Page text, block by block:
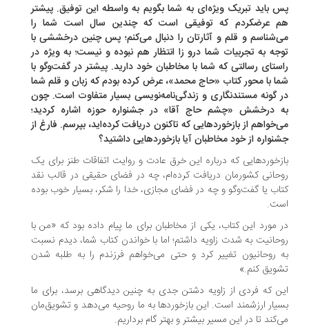
باید تبریک ویژه‌ای به شما بگویم به واسطه این توفیق. پیشتر
عرضکردم که توفیقی است که چندین سال است شما را
و قلم و آثارتان را دنبال می‌کنم؛ پس چنین درخششی با
به تجربیات شما درو زا انتظار هم نبوده و نیست؛ به ویژه در
رسالتی که شما با مخاطبان خود دارید. پیشتر در گفت‌وگو با
با محور کتاب «حاج محمد»، عرض کرده بودم که زبان و قلم شما
گونه مستندنگاری و زندگی‌نامه‌نویسی بسیار متفاوت است. چون
درخشش «چشم حاج آقا» در جشنواره حوزه اشاره کردید؛
از بازخوردهایی که تاکنون دریافت کرده‌اید، بپرسم. فارغ از
از خود مخاطبان آیا بازخوردهایی داشتید؟
که درباره این خرق عادت و روایت اتفاقات طنز برای یک
کشورمان دریافت کرده‌ام، چه در فضای حقیقی در قالب نقد
یا گفت‌وگو و چه در فضای مجازی، خدا را شکر، بسیار خوب بوده
مورد این کتاب، یکی از مخاطبان برای ما پیام داده بود که «من با
به شدت زاویه داشتم؛ اما با خواندن کتاب شما، دیدم نسبت
روحانیون تغییر کرد و حتی می‌خواهم فرزندم را به طلبه شدن
کنم.»
که فردی از زاویه دشتن جدی به چنین دیدگاهی برسد، برای ما
ارزشمند است. این بازخوردها به ما روحیه می‌دهد و تشویق‌مان
تا در این مسیر بیشتر و بهتر گام برداریم.